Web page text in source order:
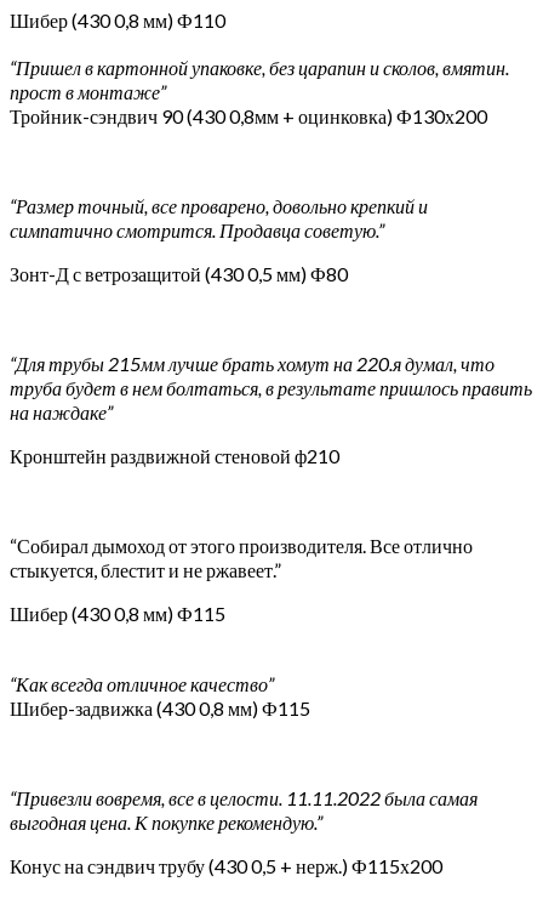
Шибер (430 0,8 мм) Ф110
“Пришел в картонной упаковке, без царапин и сколов, вмятин.
прост в монтаже”
Тройник-сэндвич 90 (430 0,8мм + оцинковка) Ф130х200
“Размер точный, все проварено, довольно крепкий и
симпатично смотрится. Продавца советую.”
Зонт-Д с ветрозащитой (430 0,5 мм) Ф80
“Для трубы 215мм лучше брать хомут на 220.я думал, что
труба будет в нем болтаться, в результате пришлось править
на наждаке”
Кронштейн раздвижной стеновой ф210
“Собирал дымоход от этого производителя. Все отлично
стыкуется, блестит и не ржавеет.”
Шибер (430 0,8 мм) Ф115
“Как всегда отличное качество”
Шибер-задвижка (430 0,8 мм) Ф115
“Привезли вовремя, все в целости. 11.11.2022 была самая
выгодная цена. К покупке рекомендую.”
Конус на сэндвич трубу (430 0,5 + нерж.) Ф115х200